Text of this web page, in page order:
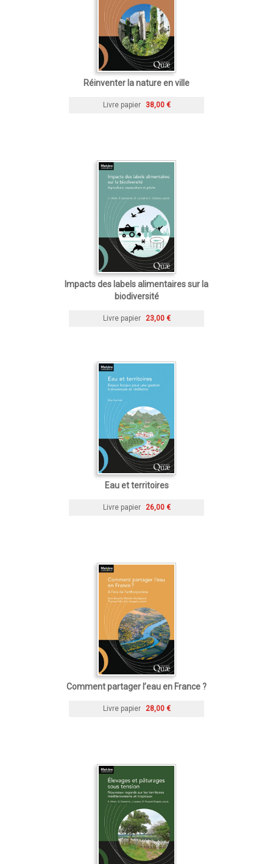
Réinventer la nature en ville
Livre papier 38,00 €
Impacts des labels alimentaires sur la
biodiversité
Livre papier 23,00 €
Eau et territoires
Livre papier 26,00 €
Comment partager l’eau en France ?
Livre papier 28,00 €